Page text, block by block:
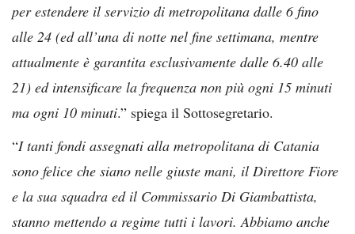
per estendere il servizio di metropolitana dalle 6 fino
alle 24 (ed all’una di notte nel fine settimana, mentre
attualmente è garantita esclusivamente dalle 6.40 alle
21) ed intensificare la frequenza non più ogni 15 minuti
ma ogni 10 minuti.” spiega il Sottosegretario.
“I tanti fondi assegnati alla metropolitana di Catania
sono felice che siano nelle giuste mani, il Direttore Fiore
e la sua squadra ed il Commissario Di Giambattista,
stanno mettendo a regime tutti i lavori. Abbiamo anche